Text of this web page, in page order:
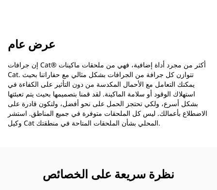
عرض عام
إن جرافات Cat®‎ أكثر من مجرد أداة إضافية، فهي من ملحقات ماكينات
Cat. تتوازن كل جرافة من الجرافات بشكل مثالي مع حفاراتنا بحيث
يمكنك التعامل مع الأحمال المكدسة من دون التأثير على الكفاءة في
استهلاك الوقود أو سلامة الماكينة. لقد قمنا بتصميمها بحيث يتم تعبئتها
بشكل أسرع، ولكي تحتجز الحمل على نحو أفضل، ولتكون قادرة على
الاضطلاع بأعمالك. ليس كل الملحقات متوفرة في جميع المناطق. استشر
وكيل Cat المحلي بشأن الملحقات المتاحة في منطقتك.
نظرة سريعة على الخصائص